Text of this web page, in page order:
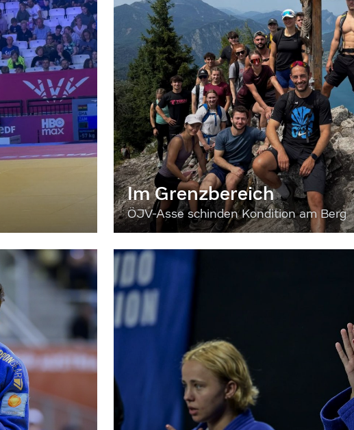
Im Grenzbereich
ÖJV-Asse schinden Kondition am Berg